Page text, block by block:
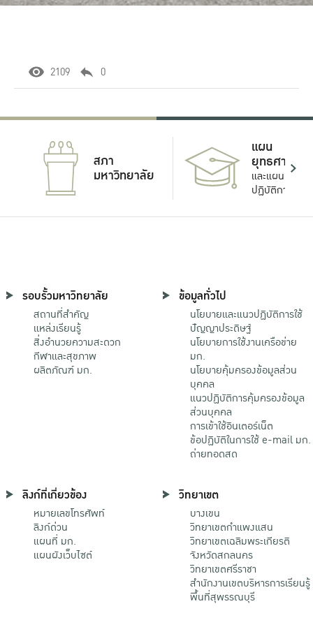
2109 0
สภา
มหาวิทยาลัย
แผน
ยุทธศาสตร์
และแผน
ปฏิบัติการ
รอบรั้วมหาวิทยาลัย
สถานที่สำคัญ
แหล่งเรียนรู้
สิ่งอำนวยความสะดวก
กีฬาและสุขภาพ
ผลิตภัณฑ์ มก.
ข้อมูลทั่วไป
นโยบายและแนวปฏิบัติการใช้
ปัญญาประดิษฐ์
นโยบายการใช้งานเครือข่าย
มก.
นโยบายคุ้มครองข้อมูลส่วน
บุคคล
แนวปฏิบัติการคุ้มครองข้อมูล
ส่วนบุคคล
การเข้าใช้อินเตอร์เน็ต
ข้อปฏิบัติในการใช้ e-mail มก.
ถ่ายทอดสด
ลิงก์ที่เกี่ยวข้อง
หมายเลขโทรศัพท์
ลิงก์ด่วน
แผนที่ มก.
แผนผังเว็บไซต์
วิทยาเขต
บางเขน
วิทยาเขตกําแพงแสน
วิทยาเขตเฉลิมพระเกียรติ
จังหวัดสกลนคร
วิทยาเขตศรีราชา
สำนักงานเขตบริหารการเรียนรู้
พื้นที่สุพรรณบุรี